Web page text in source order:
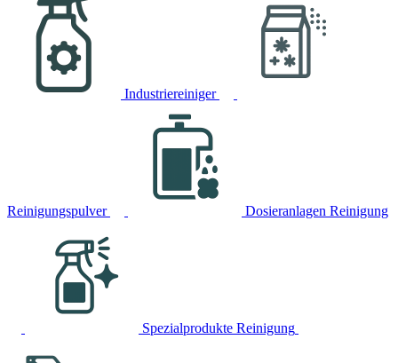
Industriereiniger
Reinigungspulver Dosieranlagen Reinigung
Spezialprodukte Reinigung